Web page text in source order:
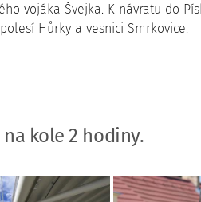
vojáka Švejka. K návratu do
Hůrky a vesnici Smrkovice.
kole 2 hodiny.